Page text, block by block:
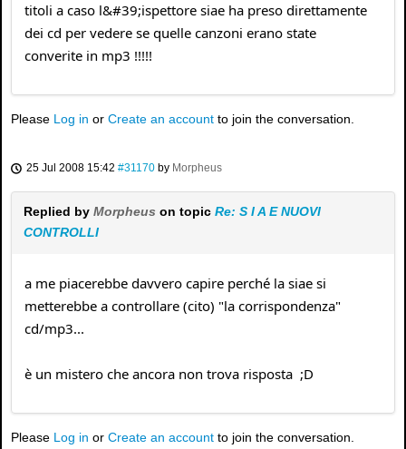
titoli a caso l&#39;ispettore siae ha preso direttamente
dei cd per vedere se quelle canzoni erano state
converite in mp3 !!!!!
Please Log in or Create an account to join the conversation.
25 Jul 2008 15:42 #31170 by Morpheus
Replied by Morpheus on topic Re: S I A E NUOVI
CONTROLLI
a me piacerebbe davvero capire perché la siae si
metterebbe a controllare (cito) "la corrispondenza"
cd/mp3...
è un mistero che ancora non trova risposta ;D
Please Log in or Create an account to join the conversation.